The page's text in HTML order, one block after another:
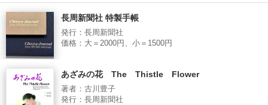
長周新聞社 特製手帳
発行：長周新聞社
価格：大＝2000円、小＝1500円
あざみの花 The Thistle Flower
著者：古川豊子
発行：長周新聞社